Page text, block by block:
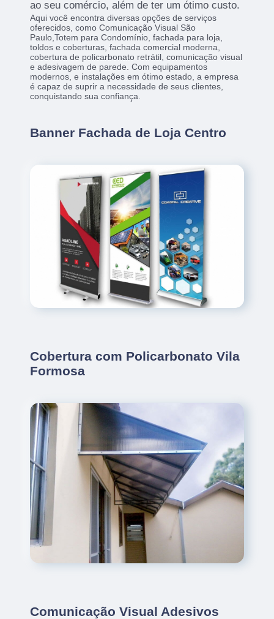
ao seu comércio, além de ter um ótimo custo.
Aqui você encontra diversas opções de serviços
oferecidos, como Comunicação Visual São
Paulo,Totem para Condomínio, fachada para loja,
toldos e coberturas, fachada comercial moderna,
cobertura de policarbonato retrátil, comunicação visual
e adesivagem de parede. Com equipamentos
modernos, e instalações em ótimo estado, a empresa
é capaz de suprir a necessidade de seus clientes,
conquistando sua confiança.
Banner Fachada de Loja Centro
Cobertura com Policarbonato Vila
Formosa
Comunicação Visual Adesivos